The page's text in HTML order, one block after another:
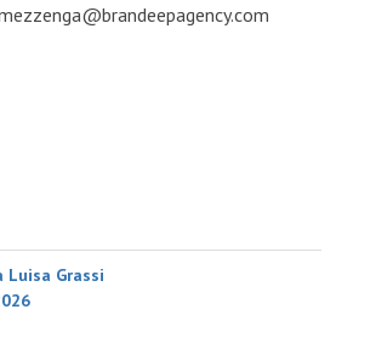
Luisa Grassi